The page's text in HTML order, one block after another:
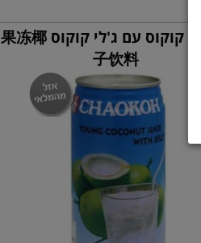
משקה קוקוס עם ג'לי קוקוס 果冻椰
子饮料